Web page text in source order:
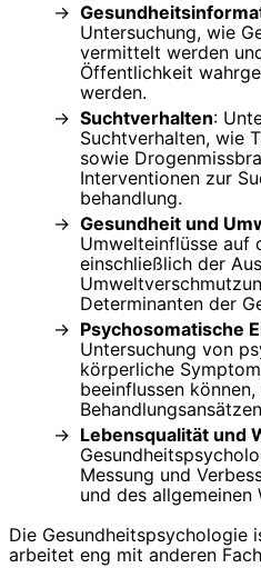
Untersuchung, wie
vermittelt werden
Öffentlichkeit
werden.
Suchtverhalten:
Suchtverhalten, wie
sowie
Interventionen zur
behandlung.
Gesundheit und
Umwelteinflüsse auf
einschließlich der
Determinanten der
Psychosomatische
Untersuchung von
körperliche
beeinflussen
Lebensqualität und
Messung und
und des allgemeinen
Die Gesundheitspsychologie
arbeitet eng mit anderen